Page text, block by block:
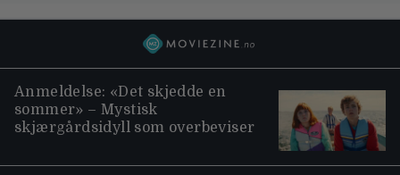
Anmeldelse: «Det skjedde en
sommer» – Mystisk
skjærgårdsidyll som overbeviser